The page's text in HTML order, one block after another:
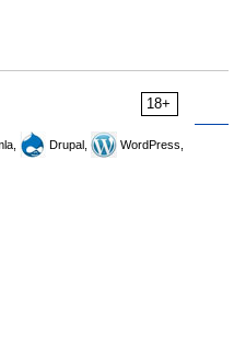
18+
Drupal,
WordPress,